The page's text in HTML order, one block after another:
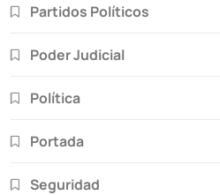
Partidos Políticos
Poder Judicial
Política
Portada
Seguridad